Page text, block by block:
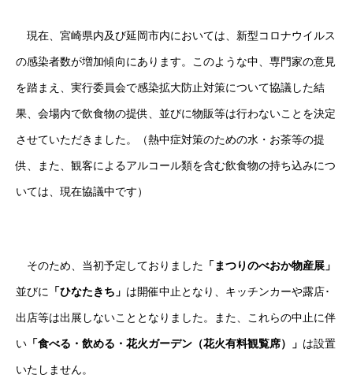
現在、宮崎県内及び延岡市内においては、新型コロナウイルス
の感染者数が増加傾向にあります。このような中、専門家の意見
を踏まえ、実行委員会で感染拡大防止対策について協議した結
果、会場内で飲食物の提供、並びに物販等は行わないことを決定
させていただきました。（熱中症対策のための水・お茶等の提
供、また、観客によるアルコール類を含む飲食物の持ち込みにつ
いては、現在協議中です）
そのため、当初予定しておりました 「まつりのべおか物産展」
並びに 「ひなたきち」 は開催中止となり、キッチンカーや露店･
出店等は出展しないこととなりました。また、これらの中止に伴
い 「食べる・飲める・花火ガーデン（花火有料観覧席）」 は設置
いたしません。